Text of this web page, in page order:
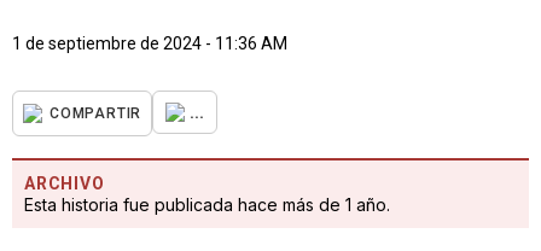
1 de septiembre de 2024 - 11:36 AM
COMPARTIR ...
ARCHIVO
Esta historia fue publicada hace más de 1 año.